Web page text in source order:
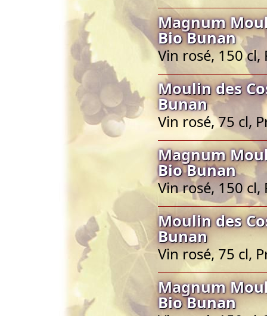
Magnum
Bio Bunan
Vin rosé, 150 cl,
Moulin des
Bunan
Vin rosé, 75 cl,
Magnum
Bio Bunan
Vin rosé, 150 cl,
Moulin des
Bunan
Vin rosé, 75 cl,
Magnum
Bio Bunan